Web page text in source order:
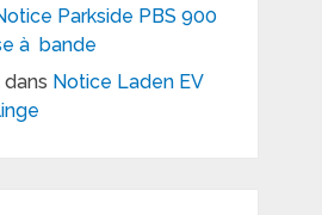
Parkside PBS 900
à bande
dans Notice Laden EV